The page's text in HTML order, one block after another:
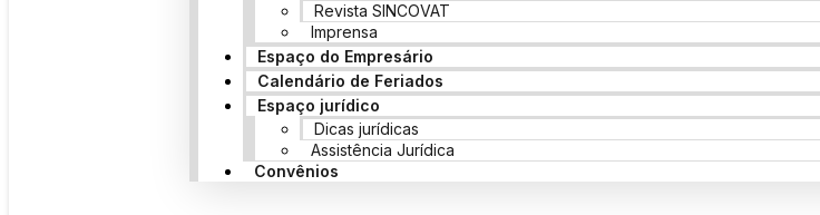
Revista SINCOVAT
Imprensa
Espaço do Empresário
Calendário de Feriados
Espaço jurídico
Dicas jurídicas
Assistência Jurídica
Convênios